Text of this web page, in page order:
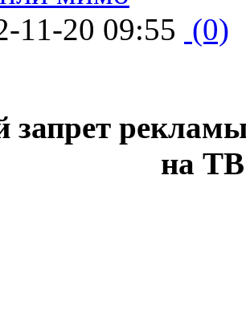
11-20 09:55 (0)
запрет
на ТВ